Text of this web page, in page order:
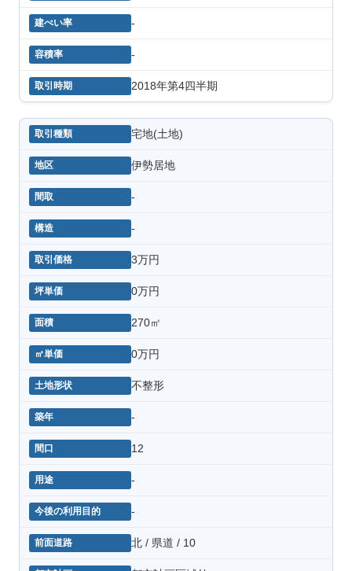
-
-
2018年第4四半期
宅地(土地)
伊勢居地
-
-
3万円
0万円
270㎡
0万円
不整形
-
12
-
-
北 / 県道 / 10